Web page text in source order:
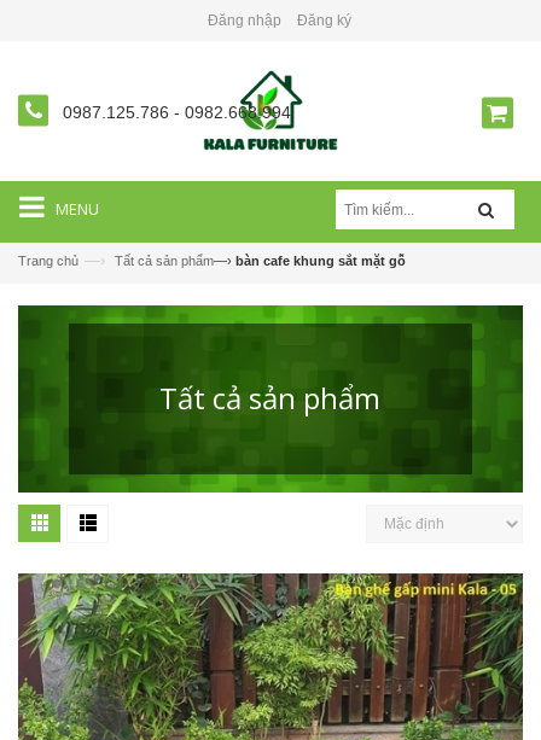
Đăng nhập Đăng ký
0987.125.786 - 0982.668.994
MENU
Trang chủ —› Tất cả sản phẩm—› bàn cafe khung sắt mặt gỗ
Tất cả sản phẩm